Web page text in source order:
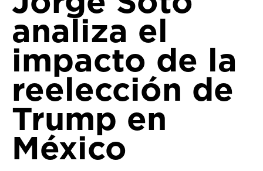
analiza el
impacto de la
reelección de
Trump en
México